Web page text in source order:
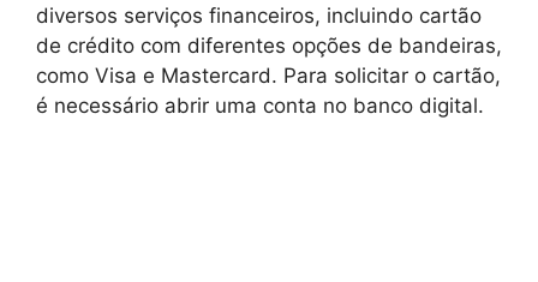
diversos serviços financeiros, incluindo cartão
de crédito com diferentes opções de bandeiras,
como Visa e Mastercard. Para solicitar o cartão,
é necessário abrir uma conta no banco digital.